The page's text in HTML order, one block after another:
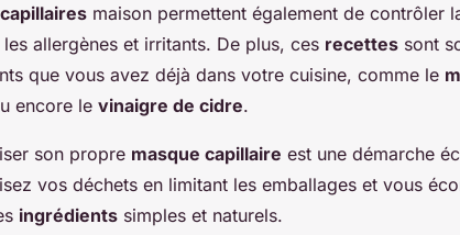
maison permettent également de contrôler
allergènes et irritants. De plus, ces recettes sont
que vous avez déjà dans votre cuisine, comme le
encore le vinaigre de cidre.
son propre masque capillaire est une démarche
vos déchets en limitant les emballages et vous
ingrédients simples et naturels.